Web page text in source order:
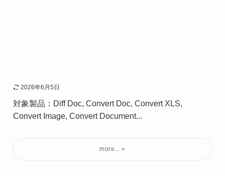
2026年6月5日
対象製品：Diff Doc, Convert Doc, Convert XLS,
Convert Image, Convert Document...